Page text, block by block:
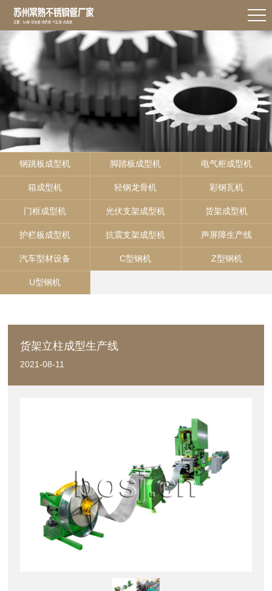
钢跳板成型机 脚踏板成型机 电气柜成型机
箱成型机 轻钢龙骨机 彩钢瓦机
门框成型机 光伏支架成型机 货架成型机
护栏板成型机 抗震支架成型机 声屏障生产线
汽车型材设备 C型钢机 Z型钢机
U型钢机
货架立柱成型生产线
2021-08-11